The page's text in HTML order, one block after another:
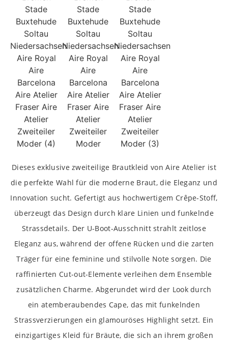
Dieses exklusive zweiteilige Brautkleid von Aire Atelier ist
die perfekte Wahl für die moderne Braut, die Eleganz und
Innovation sucht. Gefertigt aus hochwertigem Crêpe-Stoff,
überzeugt das Design durch klare Linien und funkelnde
Strassdetails. Der U-Boot-Ausschnitt strahlt zeitlose
Eleganz aus, während der offene Rücken und die zarten
Träger für eine feminine und stilvolle Note sorgen. Die
raffinierten Cut-out-Elemente verleihen dem Ensemble
zusätzlichen Charme. Abgerundet wird der Look durch
ein atemberaubendes Cape, das mit funkelnden
Strassverzierungen ein glamouröses Highlight setzt. Ein
einzigartiges Kleid für Bräute, die sich an ihrem großen